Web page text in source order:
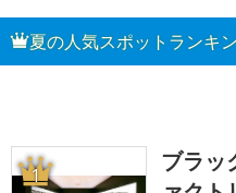
夏の人気スポットランキ
1
ブラッ